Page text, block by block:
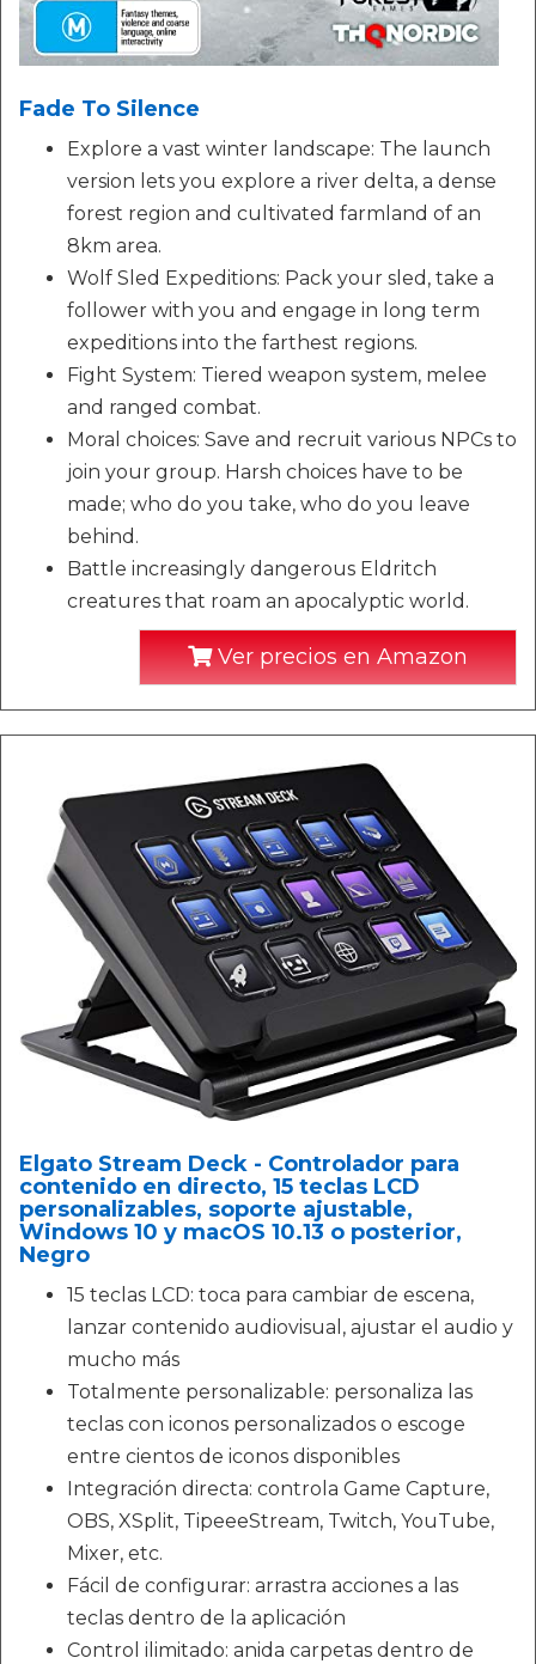
Fade To Silence
Explore a vast winter landscape: The launch
version lets you explore a river delta, a dense
forest region and cultivated farmland of an
8km area.
Wolf Sled Expeditions: Pack your sled, take a
follower with you and engage in long term
expeditions into the farthest regions.
Fight System: Tiered weapon system, melee
and ranged combat.
Moral choices: Save and recruit various NPCs to
join your group. Harsh choices have to be
made; who do you take, who do you leave
behind.
Battle increasingly dangerous Eldritch
creatures that roam an apocalyptic world.
Ver precios en Amazon
Elgato Stream Deck - Controlador para
contenido en directo, 15 teclas LCD
personalizables, soporte ajustable,
Windows 10 y macOS 10.13 o posterior,
Negro
15 teclas LCD: toca para cambiar de escena,
lanzar contenido audiovisual, ajustar el audio y
mucho más
Totalmente personalizable: personaliza las
teclas con iconos personalizados o escoge
entre cientos de iconos disponibles
Integración directa: controla Game Capture,
OBS, XSplit, TipeeeStream, Twitch, YouTube,
Mixer, etc.
Fácil de configurar: arrastra acciones a las
teclas dentro de la aplicación
Control ilimitado: anida carpetas dentro de